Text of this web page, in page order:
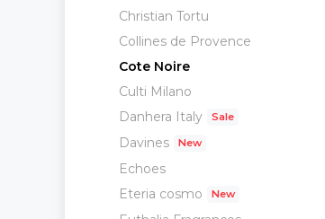
Christian Tortu
Collines de Provence
Cote Noire
Culti Milano
Danhera Italy
Davines
Echoes
Eteria cosmo